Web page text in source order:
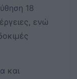
18
ενώ
και